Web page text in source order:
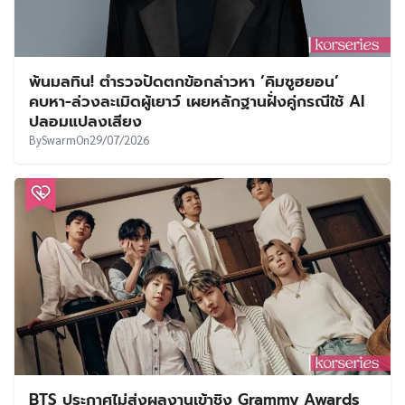
พ้นมลทิน! ตำรวจปัดตกข้อกล่าวหา ‘คิมซูฮยอน’
คบหา-ล่วงละเมิดผู้เยาว์ เผยหลักฐานฝั่งคู่กรณีใช้ AI
ปลอมแปลงเสียง
BySwarmOn29/07/2026
BTS ประกาศไม่ส่งผลงานเข้าชิง Grammy Awards